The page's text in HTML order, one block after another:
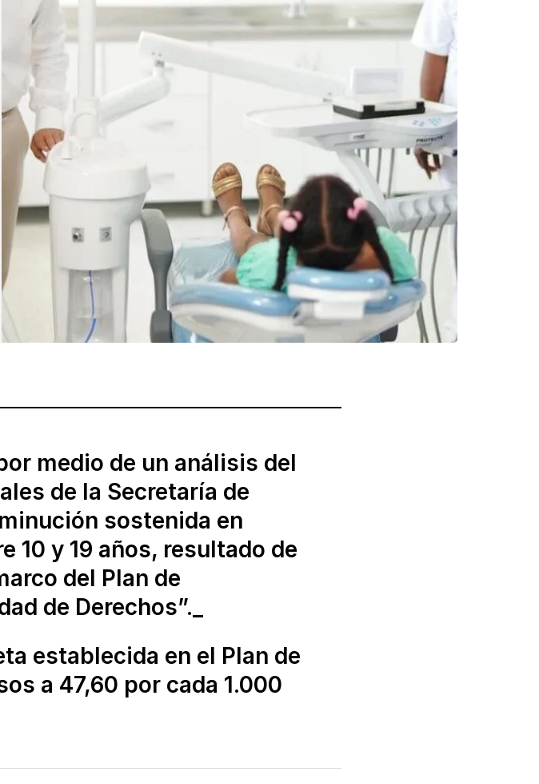
medio de un análisis del
de la Secretaría de
sostenida en
10 y 19 años, resultado de
del Plan de
de Derechos”._
establecida en el Plan de
a 47,60 por cada 1.000